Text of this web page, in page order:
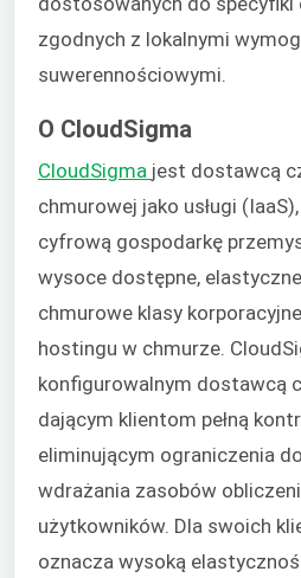
zgodnych z lokalnymi
suwerennościowymi.
O CloudSigma
CloudSigma jest dostawcą
chmurowej jako usługi
cyfrową gospodarkę
wysoce dostępne,
chmurowe klasy
hostingu w chmurze.
konfigurowalnym dostawcą
dającym klientom pełną
eliminującym ograniczenia
wdrażania zasobów
użytkowników. Dla swoich
oznacza wysoką